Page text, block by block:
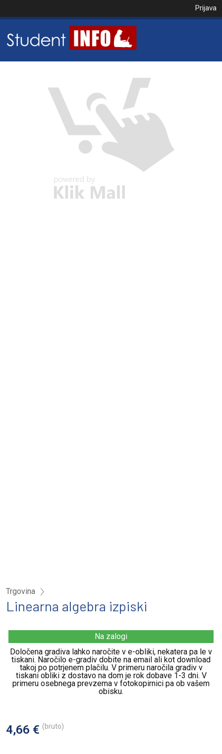
Prijava
VAŠA KOŠARICA JE
Trgovina
Linearna algebra izpiski
Na zalogi
Določena gradiva lahko naročite v e-obliki, nekatera pa le v
tiskani. Naročilo e-gradiv dobite na email ali kot download
takoj po potrjenem plačilu. V primeru naročila gradiv v
tiskani obliki z dostavo na dom je rok dobave 1-3 dni. V
primeru osebnega prevzema v fotokopirnici pa ob vašem
obisku.
4,66 € (bruto)